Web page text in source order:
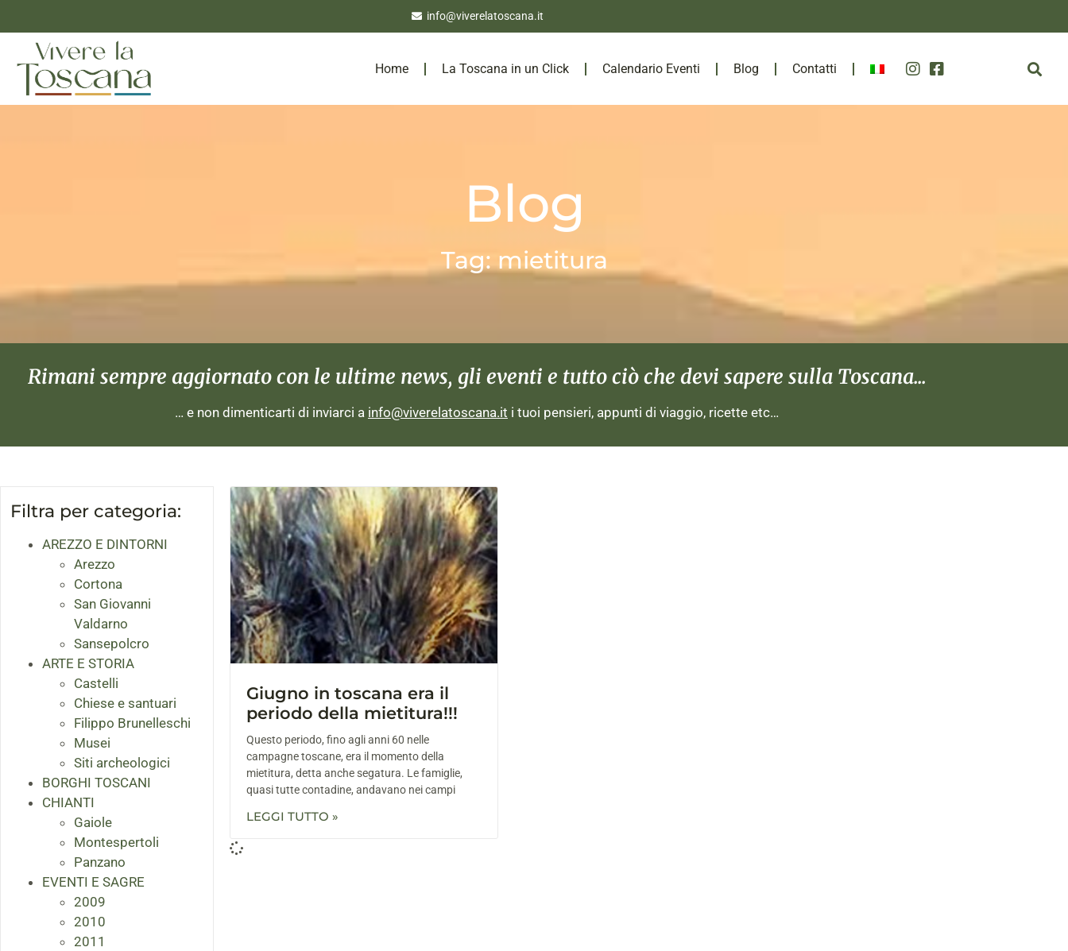
info@viverelatoscana.it
Home La Toscana in un Click Calendario Eventi Blog Contatti
Blog
Tag: mietitura
Rimani sempre aggiornato con le ultime news, gli eventi e tutto ciò che devi sapere sulla Toscana...
… e non dimenticarti di inviarci a info@viverelatoscana.it i tuoi pensieri, appunti di viaggio, ricette etc…
Filtra per categoria:
AREZZO E DINTORNI
Arezzo
Cortona
San Giovanni
Valdarno
Sansepolcro
ARTE E STORIA
Castelli
Chiese e santuari
Filippo Brunelleschi
Musei
Siti archeologici
BORGHI TOSCANI
CHIANTI
Gaiole
Montespertoli
Panzano
EVENTI E SAGRE
2009
2010
2011
Giugno in toscana era il
periodo della mietitura!!!
Questo periodo, fino agli anni 60 nelle
campagne toscane, era il momento della
mietitura, detta anche segatura. Le famiglie,
quasi tutte contadine, andavano nei campi
LEGGI TUTTO »